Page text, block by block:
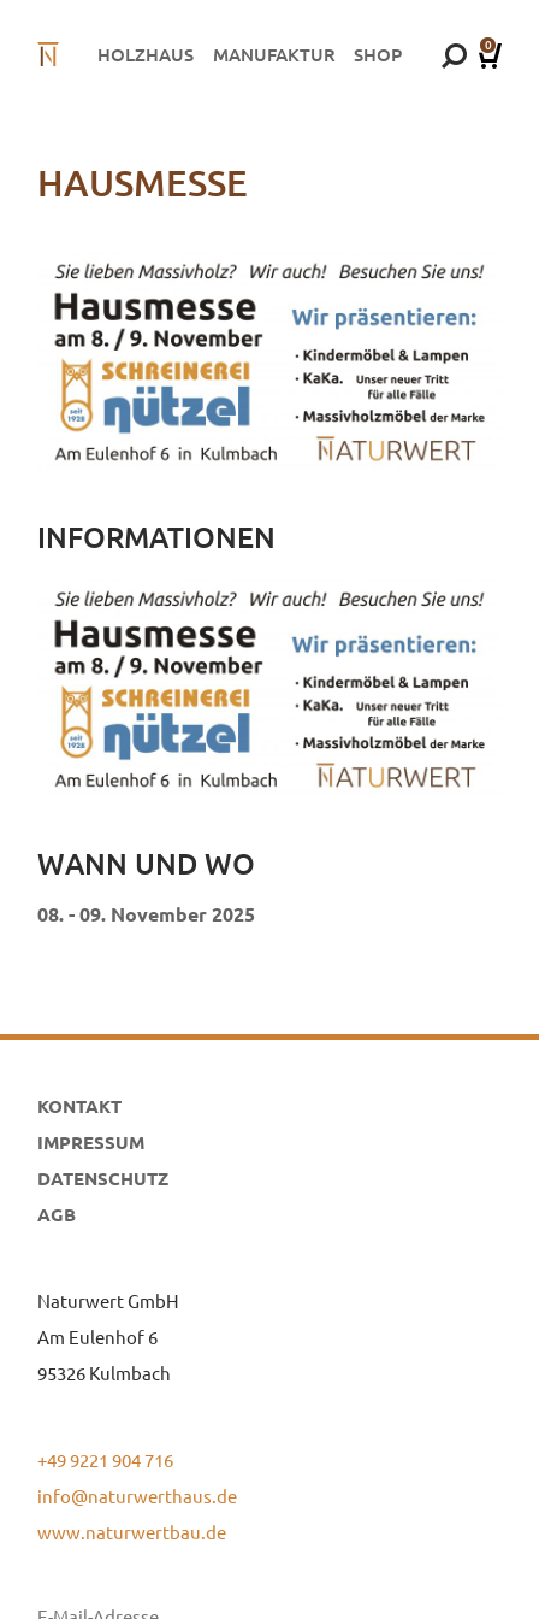
HOLZHAUS MANUFAKTUR SHOP 0
HAUSMESSE
INFORMATIONEN
WANN UND WO
08. - 09. November 2025
KONTAKT
IMPRESSUM
DATENSCHUTZ
AGB
Naturwert GmbH
Am Eulenhof 6
95326 Kulmbach
+49 9221 904 716
info@naturwerthaus.de
www.naturwertbau.de